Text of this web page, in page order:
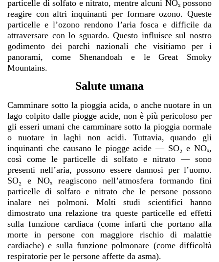
particelle di solfato e nitrato, mentre alcuni NOₓ possono
reagire con altri inquinanti per formare ozono. Queste
particelle e l’ozono rendono l’aria fosca e difficile da
attraversare con lo sguardo. Questo influisce sul nostro
godimento dei parchi nazionali che visitiamo per i
panorami, come Shenandoah e le Great Smoky
Mountains.
Salute umana
Camminare sotto la pioggia acida, o anche nuotare in un
lago colpito dalle piogge acide, non è più pericoloso per
gli esseri umani che camminare sotto la pioggia normale
o nuotare in laghi non acidi. Tuttavia, quando gli
inquinanti che causano le piogge acide — SO₂ e NOₓ,
così come le particelle di solfato e nitrato — sono
presenti nell’aria, possono essere dannosi per l’uomo.
SO₂ e NOₓ reagiscono nell’atmosfera formando fini
particelle di solfato e nitrato che le persone possono
inalare nei polmoni. Molti studi scientifici hanno
dimostrato una relazione tra queste particelle ed effetti
sulla funzione cardiaca (come infarti che portano alla
morte in persone con maggiore rischio di malattie
cardiache) e sulla funzione polmonare (come difficoltà
respiratorie per le persone affette da asma).